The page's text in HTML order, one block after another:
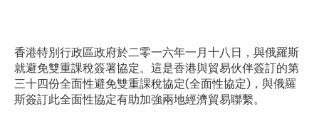
香港特別行政區政府於二零一六年一月十八日，與俄羅斯
就避免雙重課稅簽署協定。這是香港與貿易伙伴簽訂的第
三十四份全面性避免雙重課稅協定(全面性協定)，與俄羅
斯簽訂此全面性協定有助加強兩地經濟貿易聯繫。